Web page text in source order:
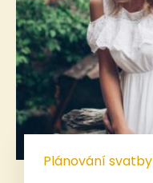
Plánování svatby